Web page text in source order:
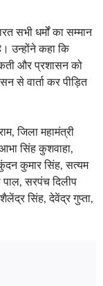
सभी धर्मों का सम्मान
उन्होंने कहा कि
और प्रशासन को
से वार्ता कर पीड़ित
जिला महामंत्री
सिंह कुशवाहा,
कुमार सिंह, सत्यम
पाल, सरपंच दिलीप
सिंह, देवेंद्र गुप्ता,